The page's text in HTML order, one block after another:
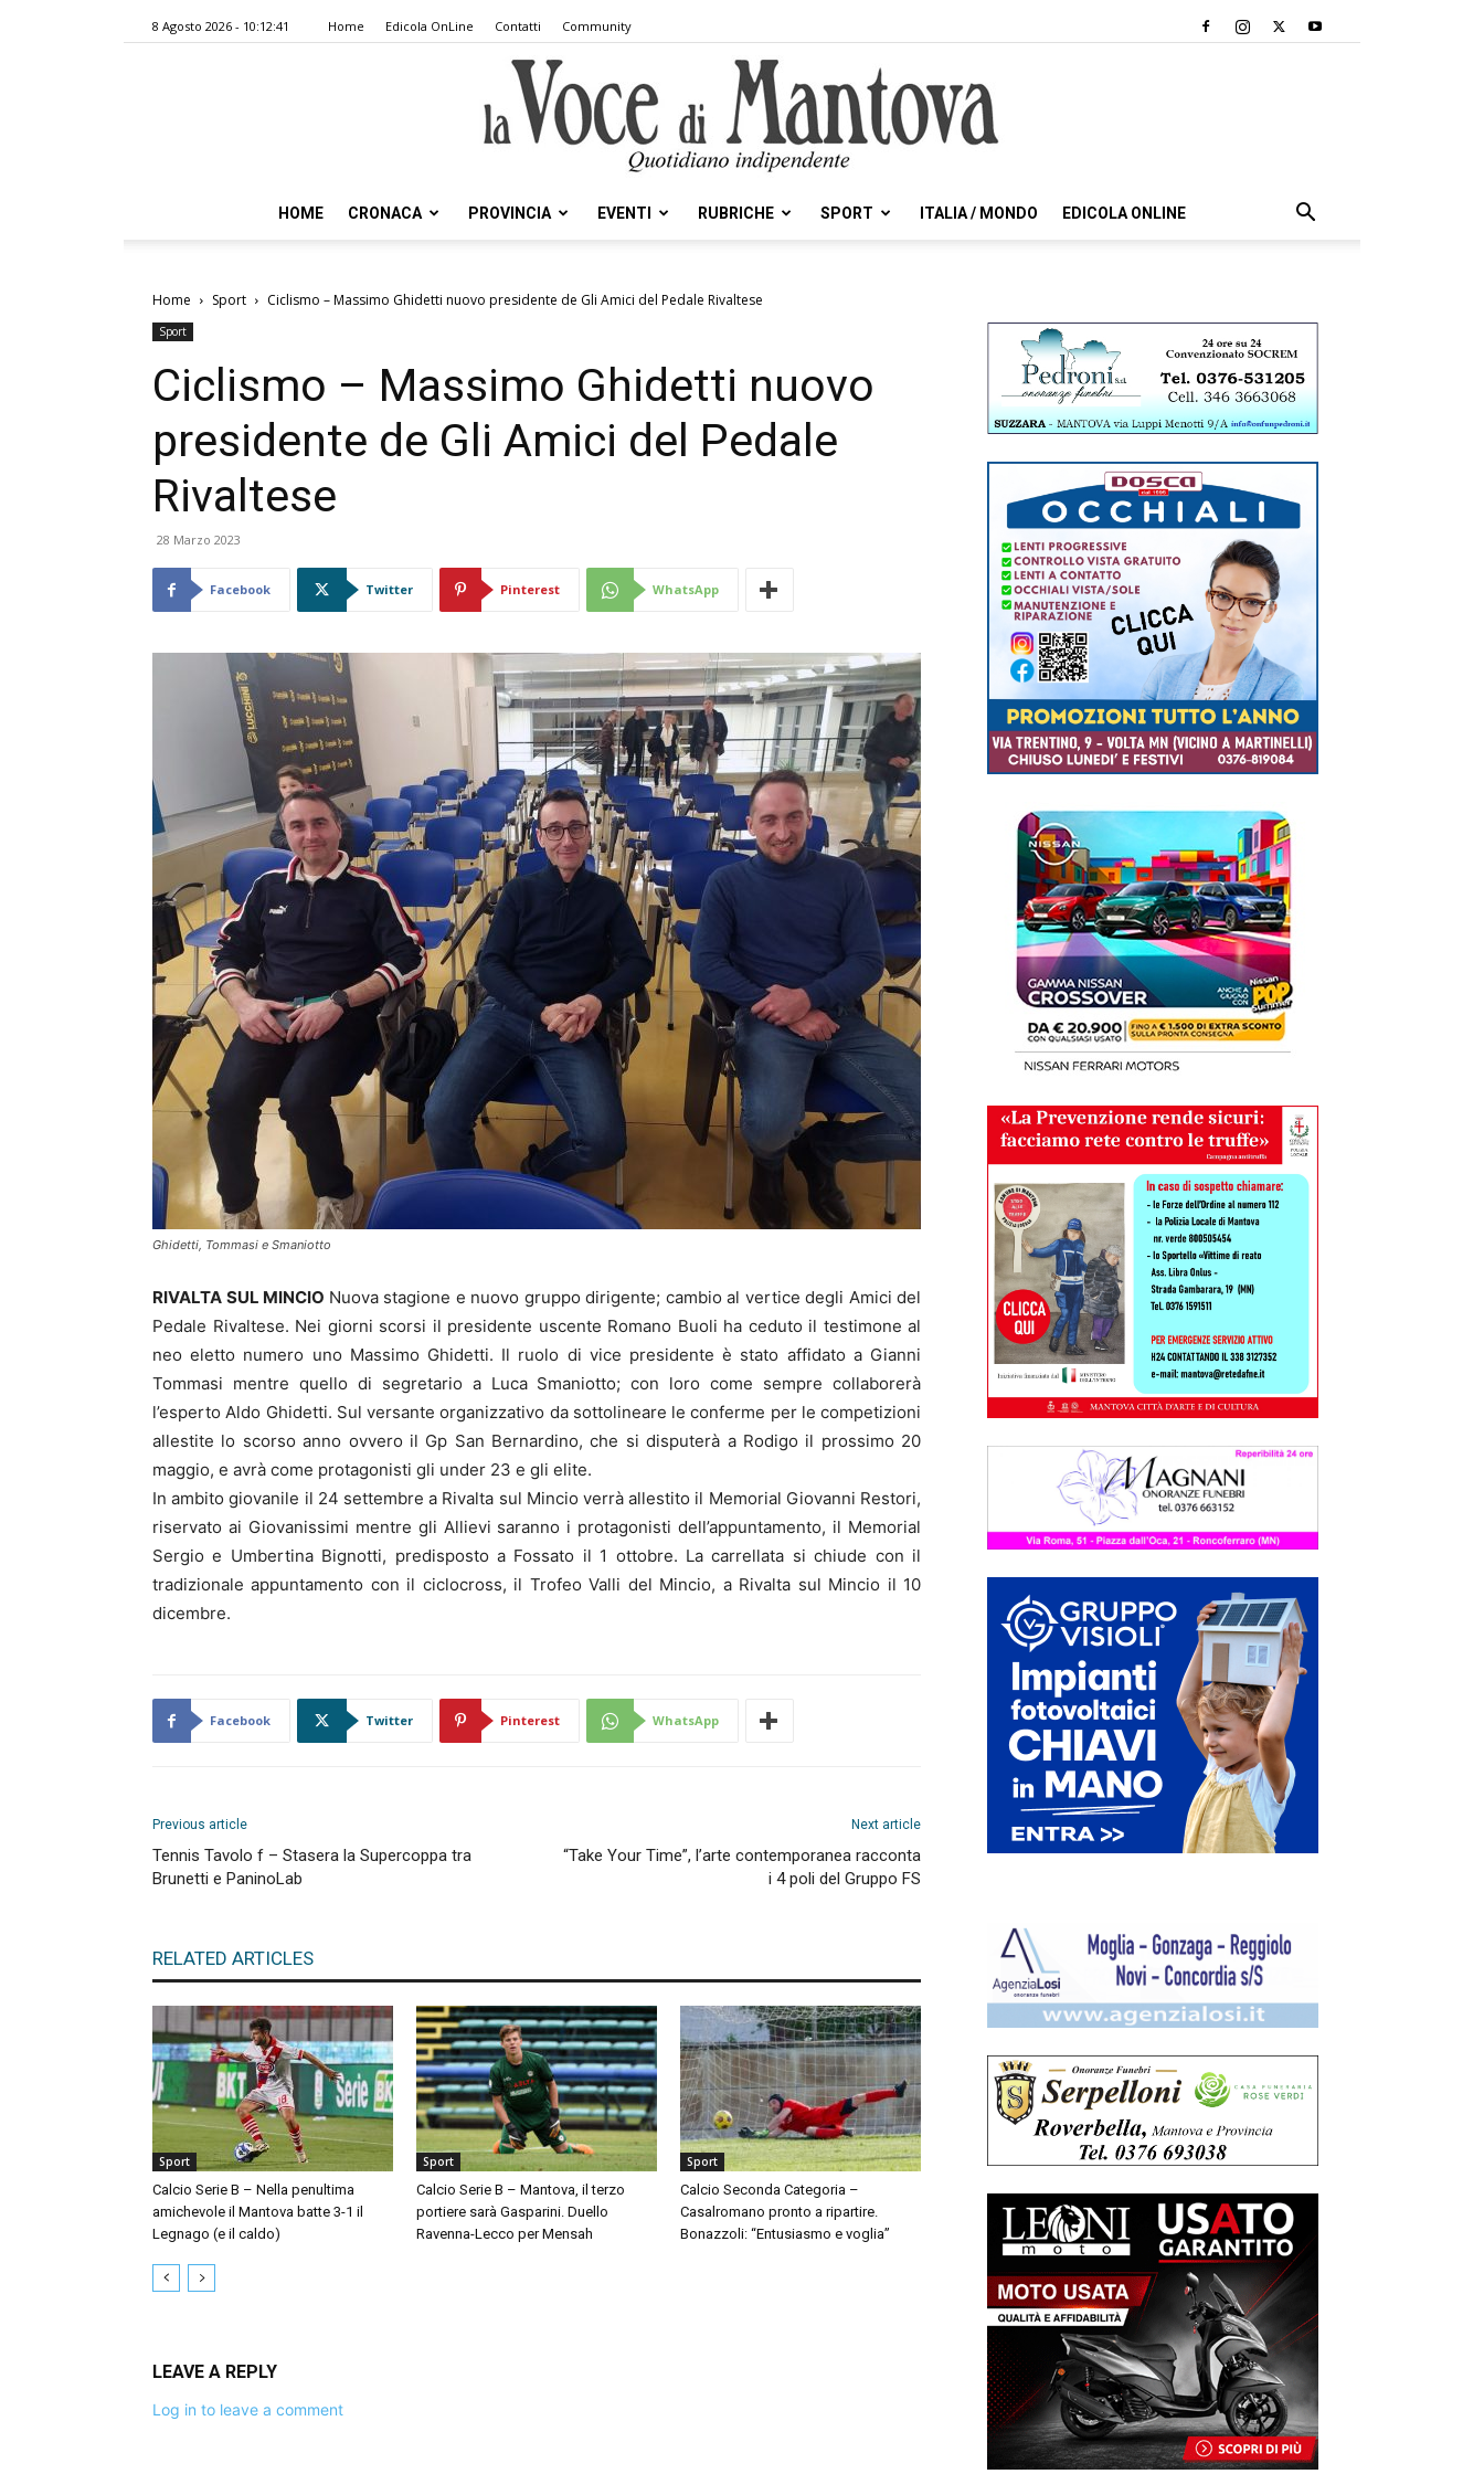
8 Agosto 2026 - 10:12:41 Home Edicola OnLine Contatti Community
Voce
Mantova
HOME CRONACA PROVINCIA EVENTI RUBRICHE SPORT ITALIA / MONDO EDICOLA ONLINE
Home Sport Ciclismo – Massimo Ghidetti nuovo presidente de Gli Amici del Pedale Rivaltese
Sport
Ciclismo – Massimo Ghidetti nuovo
presidente de Gli Amici del Pedale
Rivaltese
28 Marzo 2023
Facebook Twitter Pinterest WhatsApp
Ghidetti, Tommasi e Smaniotto
RIVALTA SUL MINCIO Nuova stagione e nuovo gruppo dirigente; cambio al vertice degli Amici del
Pedale Rivaltese. Nei giorni scorsi il presidente uscente Romano Buoli ha ceduto il testimone al
neo eletto numero uno Massimo Ghidetti. Il ruolo di vice presidente è stato affidato a Gianni
Tommasi mentre quello di segretario a Luca Smaniotto; con loro come sempre collaborerà
l’esperto Aldo Ghidetti. Sul versante organizzativo da sottolineare le conferme per le competizioni
allestite lo scorso anno ovvero il Gp San Bernardino, che si disputerà a Rodigo il prossimo 20
maggio, e avrà come protagonisti gli under 23 e gli elite.
In ambito giovanile il 24 settembre a Rivalta sul Mincio verrà allestito il Memorial Giovanni Restori,
riservato ai Giovanissimi mentre gli Allievi saranno i protagonisti dell’appuntamento, il Memorial
Sergio e Umbertina Bignotti, predisposto a Fossato il 1 ottobre. La carrellata si chiude con il
tradizionale appuntamento con il ciclocross, il Trofeo Valli del Mincio, a Rivalta sul Mincio il 10
dicembre.
Facebook Twitter Pinterest WhatsApp
Previous article
Tennis Tavolo f – Stasera la Supercoppa tra
Brunetti e PaninoLab
Next article
“Take Your Time”, l’arte contemporanea racconta
i 4 poli del Gruppo FS
RELATED ARTICLES
Sport
Calcio Serie B – Nella penultima
amichevole il Mantova batte 3-1 il
Legnago (e il caldo)
Sport
Calcio Serie B – Mantova, il terzo
portiere sarà Gasparini. Duello
Ravenna-Lecco per Mensah
Sport
Calcio Seconda Categoria –
Casalromano pronto a ripartire.
Bonazzoli: “Entusiasmo e voglia”
LEAVE A REPLY
Log in to leave a comment